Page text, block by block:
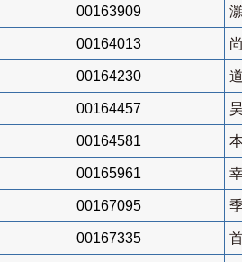
00163909
00164013
00164230
00164457
00164581
00165961
00167095
00167335